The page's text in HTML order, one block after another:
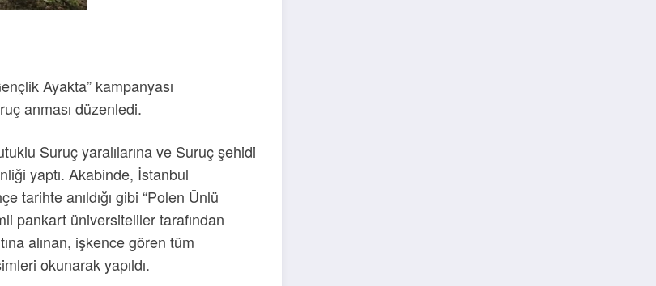
Ayakta” kampanyası
anması düzenledi.
Suruç yaralılarına ve Suruç şehidi
yaptı. Akabinde, İstanbul
tarihte anıldığı gibi “Polen Ünlü
pankart üniversiteliler tarafından
alınan, işkence gören tüm
okunarak yapıldı.